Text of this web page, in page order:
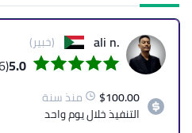
.ali n (خبير)
5.0
(6)
$100.00
منذ سنة
التنفيذخلال يوم واحد